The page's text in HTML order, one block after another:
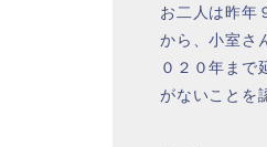
お二人は昨年
から、小室さ
０２０年まで
がないことを